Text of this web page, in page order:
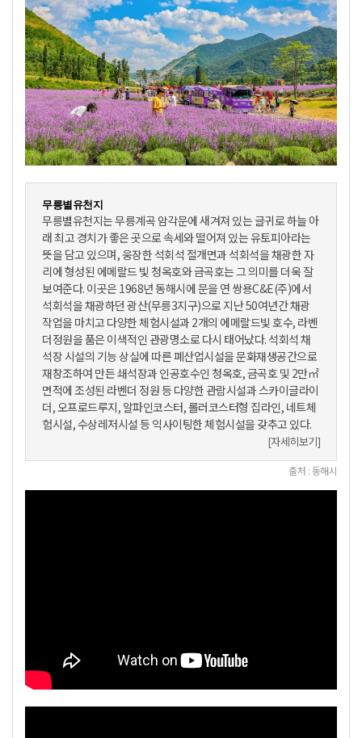
무릉별유천지
무릉별유천지는 무릉계곡 암각문에 새겨져 있는 글귀로 하늘 아
래 최고 경치가 좋은 곳으로 속세와 떨어져 있는 유토피아라는
뜻을 담고 있으며, 웅장한 석회석 절개면과 석회석을 채광한 자
리에 형성된 에메랄드 빛 청옥호와 금곡호는 그 의미를 더욱 잘
보여준다. 이곳은 1968년 동해시에 문을 연 쌍용C&E(주)에서
석회석을 채광하던 광산(무릉3지구)으로 지난 50여년간 채광
작업을 마치고 다양한 체험시설과 2개의 에메랄드빛 호수, 라벤
더정원을 품은 이색적인 관광명소로 다시 태어났다. 석회석 채
석장 시설의 기능 상실에 따른 폐산업시설을 문화재생공간으로
재창조하여 만든 쇄석장과 인공호수인 청옥호, 금곡호 및 2만㎡
면적에 조성된 라벤더 정원 등 다양한 관람시설과 스카이글라이
더, 오프로드루지, 알파인코스터, 롤러코스터형 집라인, 네트체
험시설, 수상레저시설 등 익사이팅한 체험시설을 갖추고 있다.
[자세히보기]
출처 : 동해시